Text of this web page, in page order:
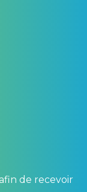
de recevoir